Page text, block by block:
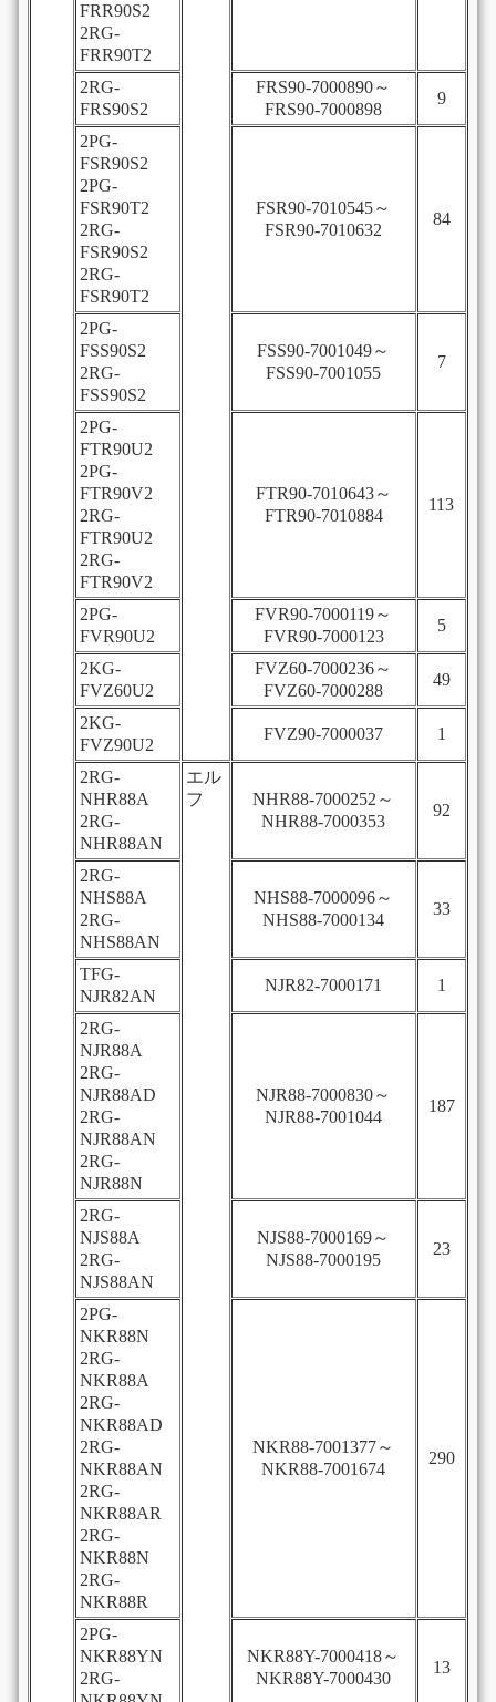
FRR90S2
2RG-
FRR90T2
2RG-
FRS90S2
FRS90-7000890～
FRS90-7000898
9
2PG-
FSR90S2
2PG-
FSR90T2
2RG-
FSR90S2
2RG-
FSR90T2
FSR90-7010545～
FSR90-7010632
84
2PG-
FSS90S2
2RG-
FSS90S2
FSS90-7001049～
FSS90-7001055
7
2PG-
FTR90U2
2PG-
FTR90V2
2RG-
FTR90U2
2RG-
FTR90V2
FTR90-7010643～
FTR90-7010884
113
2PG-
FVR90U2
FVR90-7000119～
FVR90-7000123
5
2KG-
FVZ60U2
FVZ60-7000236～
FVZ60-7000288
49
2KG-
FVZ90U2
FVZ90-7000037 1
2RG-
NHR88A
2RG-
NHR88AN
エル
フ
NHR88-7000252～
NHR88-7000353
92
2RG-
NHS88A
2RG-
NHS88AN
NHS88-7000096～
NHS88-7000134
33
TFG-
NJR82AN
NJR82-7000171 1
2RG-
NJR88A
2RG-
NJR88AD
2RG-
NJR88AN
2RG-
NJR88N
NJR88-7000830～
NJR88-7001044
187
2RG-
NJS88A
2RG-
NJS88AN
NJS88-7000169～
NJS88-7000195
23
2PG-
NKR88N
2RG-
NKR88A
2RG-
NKR88AD
2RG-
NKR88AN
2RG-
NKR88AR
2RG-
NKR88N
2RG-
NKR88R
NKR88-7001377～
NKR88-7001674
290
2PG-
NKR88YN
2RG-
NKR88Y-7000418～
NKR88Y-7000430
13